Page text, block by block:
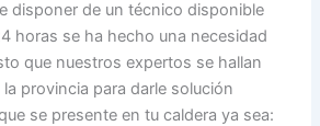
disponer de un técnico disponible
horas se ha hecho una necesidad
que nuestros expertos se hallan
provincia para darle solución
se presente en tu caldera ya sea: